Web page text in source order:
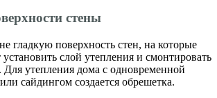
стены
гладкую поверхность стен, на которые
слой утепления и смонтировать
утепления дома с одновременной
сайдингом создается обрешетка.